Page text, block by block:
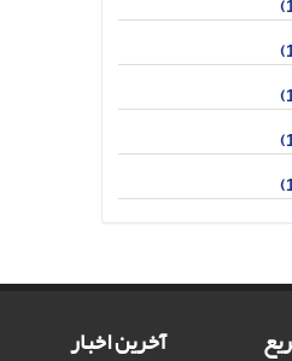
آخرین اخبار